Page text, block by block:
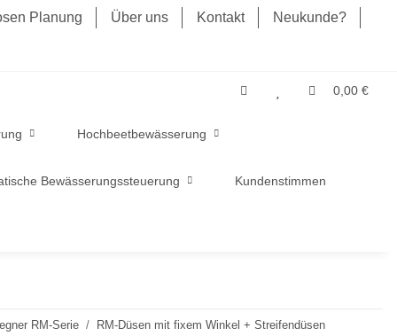
Planung Über uns Kontakt Neukunde?
0,00 €
Hochbeetbewässerung
Bewässerungssteuerung Kundenstimmen
RM-Serie
RM-Düsen mit fixem Winkel + Streifendüsen